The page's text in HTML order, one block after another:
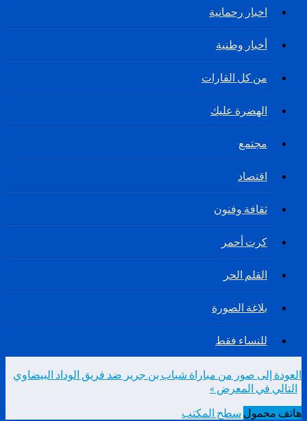
اخبار رحمانية
أخبار وطنية
من كل القارات
الهضرة عليك
مجتمع
اقتصاد
ثقافة وفنون
كرت أحمر
القلم الحر
بلاغة الصورة
للنساء فقط
العودة إلى صور من مباراة شباب بن جرير ضد فريق الوداد البيضاوي
التالي في المعرض »
هاتف محمول سطح المكتب